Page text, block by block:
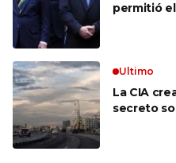
permitió
Ultimo
La CIA
secreto